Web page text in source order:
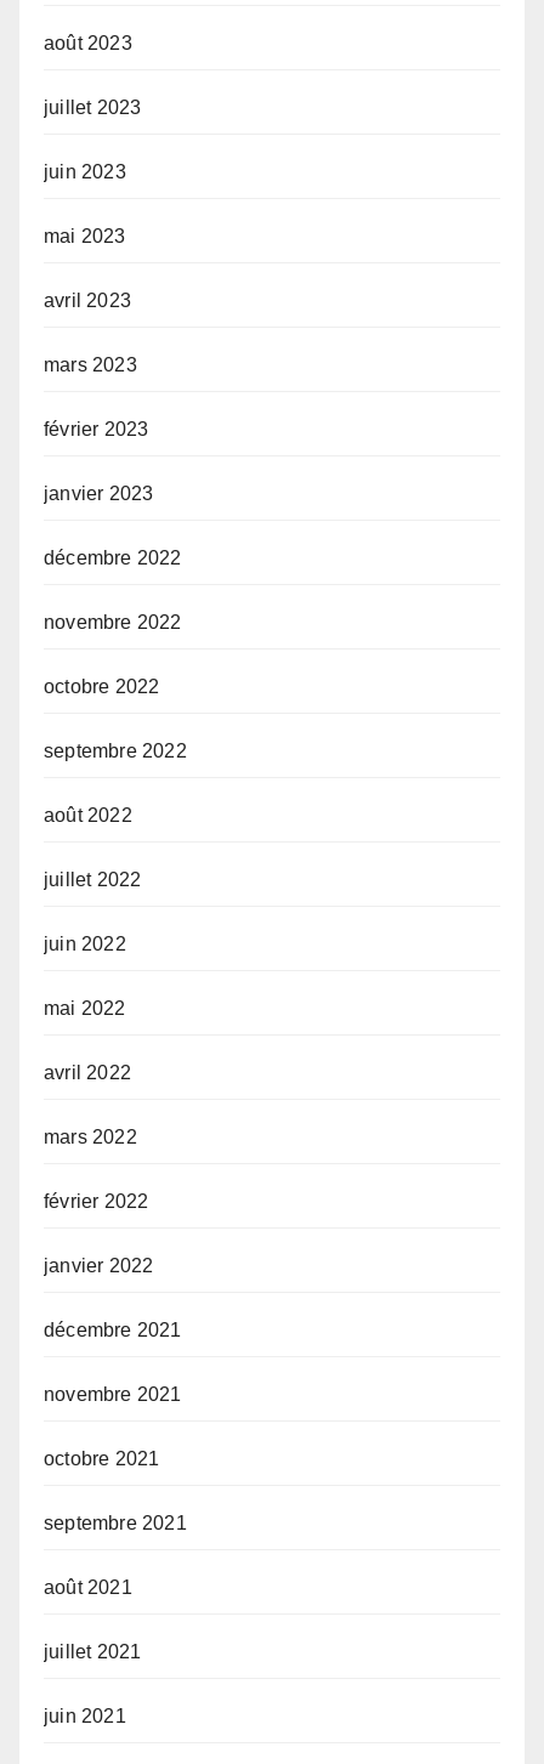
août 2023
juillet 2023
juin 2023
mai 2023
avril 2023
mars 2023
février 2023
janvier 2023
décembre 2022
novembre 2022
octobre 2022
septembre 2022
août 2022
juillet 2022
juin 2022
mai 2022
avril 2022
mars 2022
février 2022
janvier 2022
décembre 2021
novembre 2021
octobre 2021
septembre 2021
août 2021
juillet 2021
juin 2021